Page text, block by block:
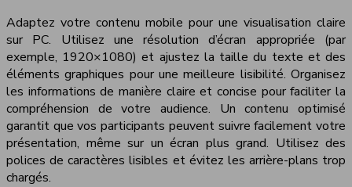
Adaptez votre contenu mobile pour une visualisation claire
sur PC. Utilisez une résolution d’écran appropriée (par
exemple, 1920×1080) et ajustez la taille du texte et des
éléments graphiques pour une meilleure lisibilité. Organisez
les informations de manière claire et concise pour faciliter la
compréhension de votre audience. Un contenu optimisé
garantit que vos participants peuvent suivre facilement votre
présentation, même sur un écran plus grand. Utilisez des
polices de caractères lisibles et évitez les arrière-plans trop
chargés.